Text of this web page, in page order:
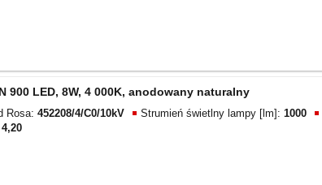
900 LED, 8W, 4 000K, anodowany naturalny
Rosa: 452208/4/C0/10kV Strumień świetlny lampy [lm]: 1000
4,20